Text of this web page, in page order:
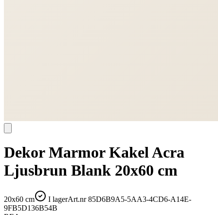
Dekor Marmor Kakel Acra
Ljusbrun Blank 20x60 cm
20x60 cm I lagerArt.nr85D6B9A5-5AA3-4CD6-A14E-
9FB5D136B54B